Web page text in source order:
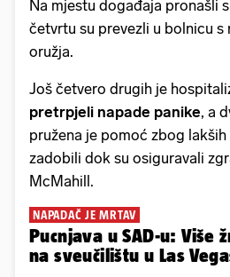
Na mjestu događaja pronašli
četvrtu su prevezli u bolnicu s
oružja.
Još četvero drugih je
pretrpjeli napade panike, a
pružena je pomoć zbog
zadobili dok su osiguravali
McMahill.
NAPADAČ JE MRTAV
Pucnjava u SAD-u: Više
na sveučilištu u Las